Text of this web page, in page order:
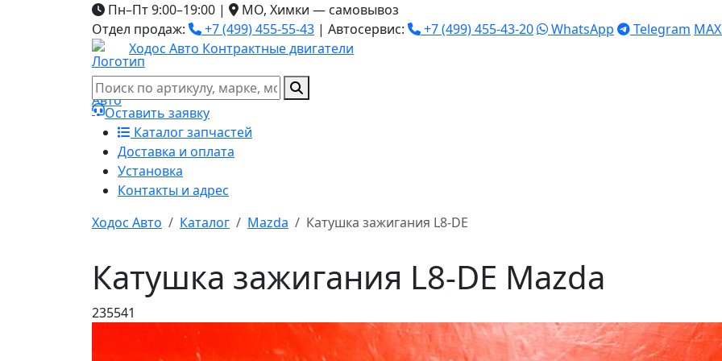
Пн–Пт 9:00–19:00 |
МО, Химки — самовывоз
Отдел продаж:
+7 (499) 455-55-43 | Автосервис: +7 (499) 455-43-20 WhatsApp Telegram MAX
Ходос Авто Контрактные двигатели
Оставить заявку
Каталог запчастей
Доставка и оплата
Установка
Контакты и адрес
Ходос Авто
Каталог Mazda Катушка зажигания L8-DE
Катушка зажигания L8-DE Mazda
235541